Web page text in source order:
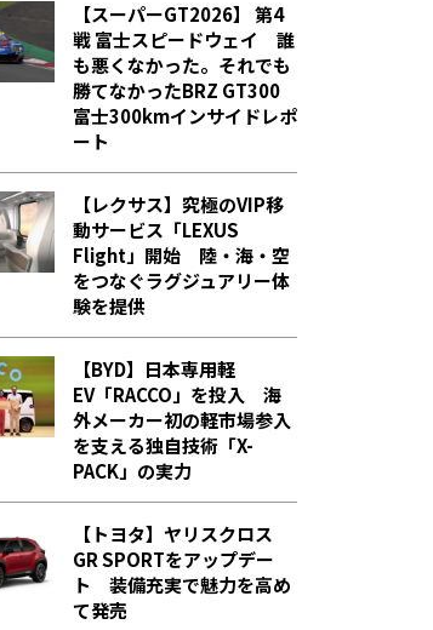
【スーパーGT2026】 第4
戦 富士スピードウェイ 誰
も悪くなかった。それでも
勝てなかった――BRZ GT300
富士300kmインサイドレポ
ート
【レクサス】究極のVIP移
動サービス「LEXUS
Flight」開始 陸・海・空
をつなぐラグジュアリー体
験を提供
【BYD】日本専用軽
EV「RACCO」を投入 海
外メーカー初の軽市場参入
を支える独自技術「X-
PACK」の実力
【トヨタ】ヤリスクロス
GR SPORTをアップデー
ト 装備充実で魅力を高め
て発売